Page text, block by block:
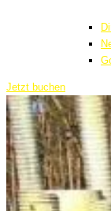
Jetzt buchen